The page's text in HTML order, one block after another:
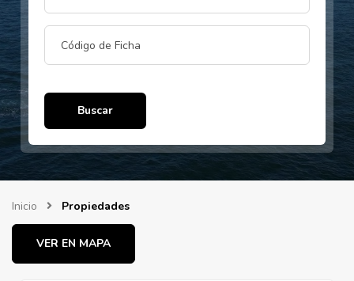
Buscar
Inicio Propiedades
VER EN MAPA